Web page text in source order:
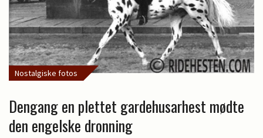
Nostalgiske fotos
Dengang en plettet gardehusarhest mødte
den engelske dronning